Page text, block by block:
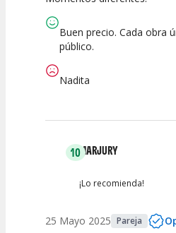
Espectáculo
Escena
Buen precio. Cada obra
público.
Nadita
10MARJURY
¡Lo recomienda!
25 Mayo 2025 Pareja